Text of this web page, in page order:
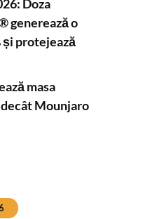
Doza
generează o
și protejează
masa
Mounjaro